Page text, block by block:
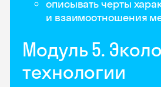
описывать черты
и взаимоотношения
Модуль 5.
технологии